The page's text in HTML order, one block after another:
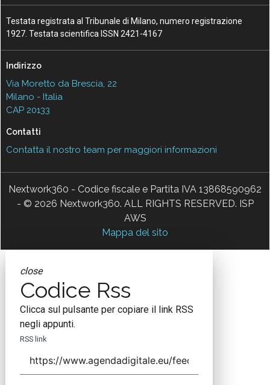
Testata registrata al Tribunale di Milano, numero registrazione
1927. Testata scientifica ISSN 2421-4167
Indirizzo
Via Moretto da Brescia, 22
Milano - Italia
CAP 20133
Contatti
Contatta il nostro team per maggiori informazioni
Nextwork360 - Codice fiscale e Partita IVA 13868590962
- © 2026 Nextwork360. ALL RIGHTS RESERVED. ISP
AWS
Mappa del sito
close
Codice Rss
Clicca sul pulsante per copiare il link RSS
negli appunti.
RSS link